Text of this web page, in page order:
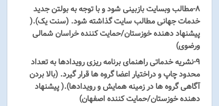
۸-مطالب وبسایت بازبینی شود و با توجه به بولتن جدید
خدمات جهانی مطالب سایت گذاشته شود. (سنت یک).(
پیشنهاد دهنده خوزستان/حمایت کننده خراسان شمالی
ورضوی)
۹-نشریه خدماتی راهنمای برنامه ریزی رویدادها به تعداد
محدود چاپ و دراختیار اعضا گروه ها قرار گیرد. (بالا بردن
آگاهی گروه ها در زمینه همایش و رویدادها).( پیشنهاد
دهنده خوزستان/حمایت کننده اصفهان)